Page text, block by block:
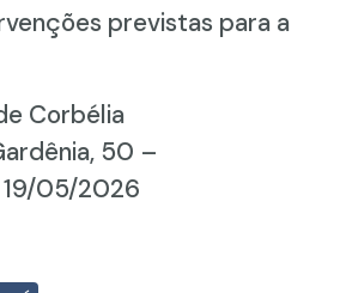
previstas para a
Corbélia
50 –
05/2026